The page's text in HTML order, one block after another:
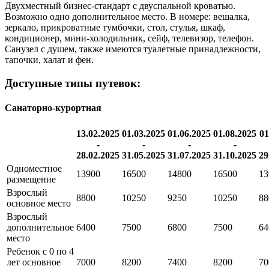
Двухместный бизнес-стандарт с двуспальной кроватью.
Возможно одно дополнительное место. В номере: вешалка,
зеркало, прикроватные тумбочки, стол, стулья, шкаф,
кондиционер, мини-холодильник, сейф, телевизор, телефон.
Санузел с душем, также имеются туалетные принадлежности,
тапочки, халат и фен.
Доступные типы путевок:
Санаторно-курортная
13.02.2025
-
28.02.2025
01.03.2025
-
31.05.2025
01.06.2025
-
31.07.2025
01.08.2025
-
31.10.2025
Одноместное
размещение
13900 16500 14800 16500
Взрослый
основное место
8800 10250 9250 10250
Взрослый
дополнительное
место
6400 7500 6800 7500
Ребенок с 0 по 4
лет основное
7000 8200 7400 8200